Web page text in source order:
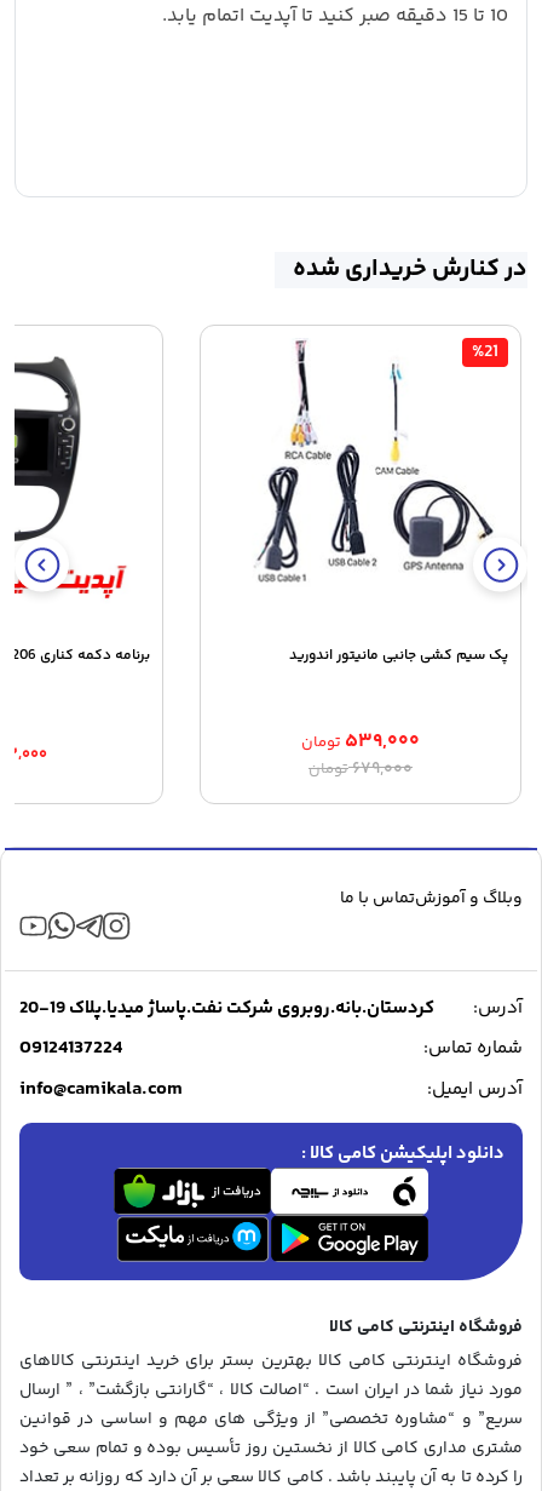
10 تا 15 دقیقه صبر کنید تا آپدیت اتمام یابد.
در کنارش خریداری شده
%21
پک سیم کشی جانبی مانیتور اندورید
۶۷۹,۰۰۰تومان
قیمت
۶۷۹,۰۰۰ تومان
۵۳۹,۰۰۰ تومان
قیمت
۵۳۹,۰۰۰ تومان.
برنامه دکمه کناری 206 مدل 7 اینچی
۲۲,۰۰۰
وبلاگ و آموزشتماس با ما
آدرس:
کردستان.بانه.روبروی شرکت نفت.پاساژ میدیا.پلاک 19-20
شماره تماس:
09124137224
آدرس ایمیل: info@camikala.com
دانلود اپلیکیشن کامی کالا :
فروشگاه اینترنتی کامی کالا
فروشگاه اینترنتی کامی کالا بهترین بستر برای خرید اینترنتی کالاهای
مورد نیاز شما در ایران است . “اصالت کالا ، “گارانتی بازگشت” ، ” ارسال
سریع” و “مشاوره تخصصی” از ویژگی های مهم و اساسی در قوانین
مشتری مداری کامی کالا از نخستین روز تأسیس بوده و تمام سعی خود
را کرده تا به آن پایبند باشد . کامی کالا سعی بر آن دارد که روزانه بر تعداد